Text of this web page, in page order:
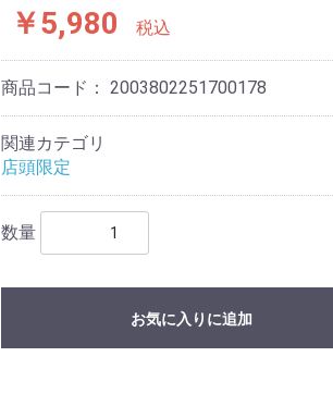
￥5,980 税込
商品コード： 2003802251700178
関連カテゴリ
店頭限定
数量
お気に入りに追加